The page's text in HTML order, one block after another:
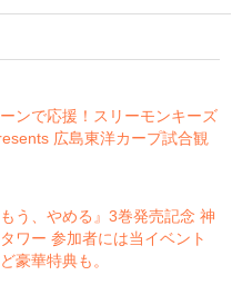
ンで応援！スリーモンキーズ
広島東洋カープ試合観
う、やめる』3巻発売記念 神
ワー 参加者には当イベント
豪華特典も。